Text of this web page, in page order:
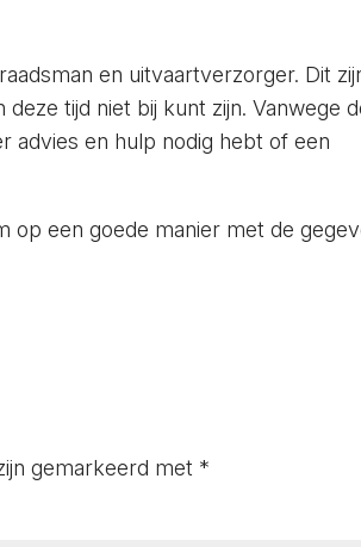
en uitvaartverzorger. Dit
tijd niet bij kunt zijn. Vanwege
advies en hulp nodig hebt of een
op een goede manier met de
gemarkeerd met *